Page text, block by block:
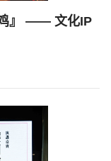
』 —— 文化IP